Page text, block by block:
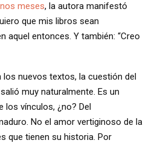
meses, la autora manifestó
que mis libros sean
aquel entonces. Y también: “Creo
nuevos textos, la cuestión del
muy naturalmente. Es un
vínculos, ¿no? Del
No el amor vertiginoso de la
que tienen su historia. Por